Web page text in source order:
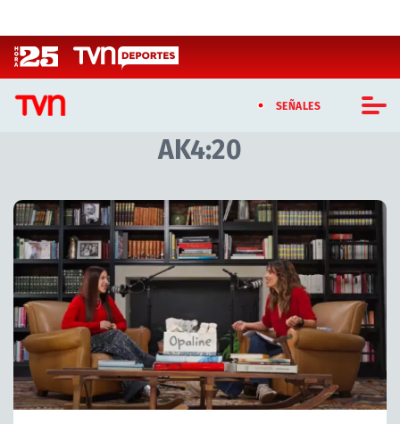
SEÑALES
CASTING MASTERCHEF CHILE
CASTING TVN VERTICAL
TVN VERTICAL
TVN PLAY
PROGRAMAS
TELESERIES
AK4:20
Artículos relacionados con AK4:20